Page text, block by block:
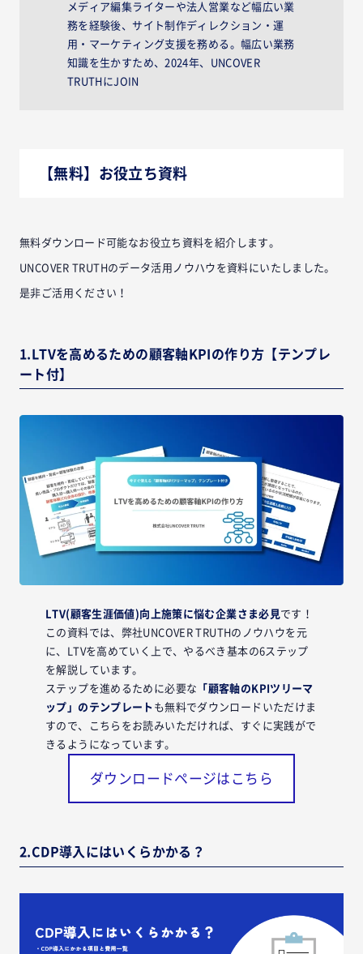
メディア編集ライターや法人営業など幅広い業
務を経験後、サイト制作ディレクション・運
用・マーケティング支援を務める。幅広い業務
知識を生かすため、2024年、UNCOVER
TRUTHにJOIN
【無料】お役立ち資料
無料ダウンロード可能なお役立ち資料を紹介します。
UNCOVER TRUTHのデータ活用ノウハウを資料にいたしました。
是非ご活用ください！
1.LTVを高めるための顧客軸KPIの作り方【テンプレ
ート付】
LTV(顧客生涯価値)向上施策に悩む企業さま必見です！
この資料では、弊社UNCOVER TRUTHのノウハウを元
に、LTVを高めていく上で、やるべき基本の6ステップ
を解説しています。
ステップを進めるために必要な 「顧客軸のKPIツリーマ
ップ」のテンプレート も無料でダウンロードいただけま
すので、こちらをお読みいただければ、すぐに実践がで
きるようになっています。
ダウンロードページはこちら
2.CDP導入にはいくらかかる？